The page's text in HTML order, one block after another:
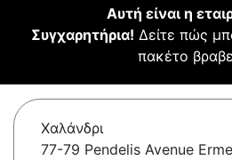
Αυτή είναι η
Συγχαρητήρια! Δείτε πώς
πακέτο
Χαλάνδρι
77-79 Pendelis Avenue